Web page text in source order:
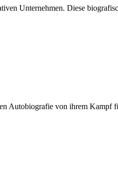
Unternehmen. Diese
Autobiografie von ihrem